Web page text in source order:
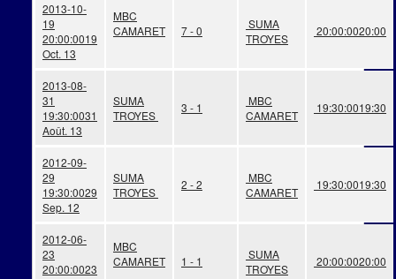
2013-10-
19
20:00:0019
Oct. 13
MBC
CAMARET
7 - 0
SUMA
TROYES
20:00:0020:00
2013-08-
31
19:30:0031
Août. 13
SUMA
TROYES
3 - 1
MBC
CAMARET
19:30:0019:30
2012-09-
29
19:30:0029
Sep. 12
SUMA
TROYES
2 - 2
MBC
CAMARET
19:30:0019:30
2012-06-
23
20:00:0023
MBC
CAMARET
1 - 1
SUMA
TROYES
20:00:0020:00